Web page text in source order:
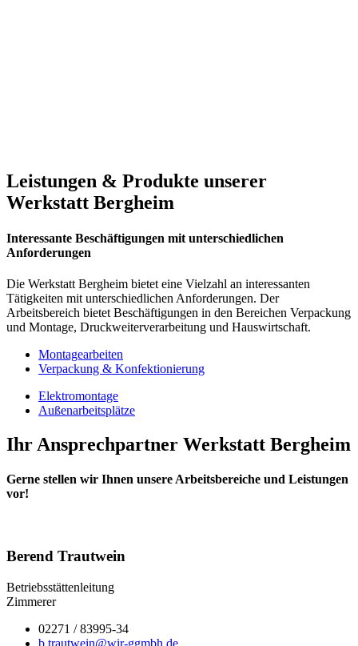
Leistungen & Produkte unserer
Werkstatt Bergheim
Interessante Beschäftigungen mit unterschiedlichen
Anforderungen
Die Werkstatt Bergheim bietet eine Vielzahl an interessanten
Tätigkeiten mit unterschiedlichen Anforderungen. Der
Arbeitsbereich bietet Beschäftigungen in den Bereichen Verpackung
und Montage, Druckweiterverarbeitung und Hauswirtschaft.
Montagearbeiten
Verpackung & Konfektionierung
Elektromontage
Außenarbeitsplätze
Ihr Ansprechpartner Werkstatt Bergheim
Gerne stellen wir Ihnen unsere Arbeitsbereiche und Leistungen
vor!
Berend Trautwein
Betriebsstättenleitung
Zimmerer
02271 / 83995-34
b.trautwein@wir-ggmbh.de